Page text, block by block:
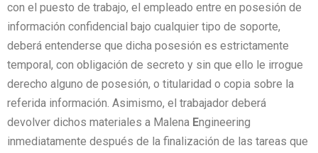
con el puesto de trabajo, el empleado entre en posesión de
información confidencial bajo cualquier tipo de soporte,
deberá entenderse que dicha posesión es estrictamente
temporal, con obligación de secreto y sin que ello le irrogue
derecho alguno de posesión, o titularidad o copia sobre la
referida información. Asimismo, el trabajador deberá
devolver dichos materiales a Malena Engineering
inmediatamente después de la finalización de las tareas que